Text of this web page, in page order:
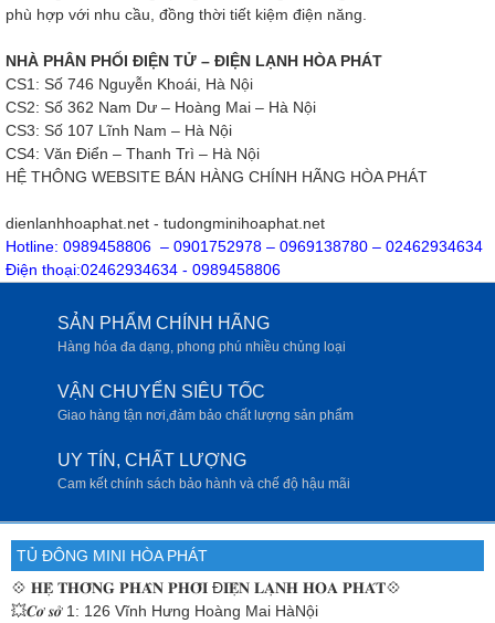
phù hợp với nhu cầu, đồng thời tiết kiệm điện năng.
NHÀ PHÂN PHỐI ĐIỆN TỬ – ĐIỆN LẠNH HÒA PHÁT
CS1: Số 746 Nguyễn Khoái, Hà Nội
CS2: Số 362 Nam Dư – Hoàng Mai – Hà Nội
CS3: Số 107 Lĩnh Nam – Hà Nội
CS4: Văn Điển – Thanh Trì – Hà Nội
HỆ THÔNG WEBSITE BÁN HÀNG CHÍNH HÃNG HÒA PHÁT
dienlanhhoaphat.net - tudongminihoaphat.net
Hotline: 0989458806 – 0901752978 – 0969138780 – 02462934634
Điện thoại:02462934634 - 0989458806
SẢN PHẨM CHÍNH HÃNG
Hàng hóa đa dạng, phong phú nhiều chủng loại
VẬN CHUYỂN SIÊU TỐC
Giao hàng tận nơi,đảm bảo chất lượng sản phẩm
UY TÍN, CHẤT LƯỢNG
Cam kết chính sách bảo hành và chế độ hậu mãi
TỦ ĐÔNG MINI HÒA PHÁT
💠 𝐇𝐄̣̂ 𝐓𝐇𝐎̂́𝐍𝐆 𝐏𝐇𝐀̂𝐍 𝐏𝐇𝐎̂́𝐈 Đ𝐈𝐄̣̂𝐍 𝐋𝐀̣𝐍𝐇 𝐇𝐎̀𝐀 𝐏𝐇𝐀́𝐓💠
💥𝑪𝒐̛ 𝒔𝒐̛̉ 1: 126 Vĩnh Hưng Hoàng Mai HàNội